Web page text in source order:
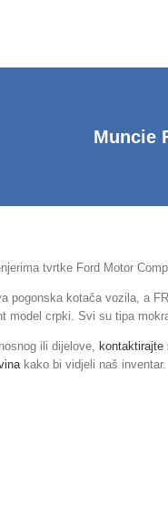
Muncie
tvrtke Ford Motor
pogonska kotača vozila, a
model crpki. Svi su tipa
ili dijelove, kontaktirajte
kako bi vidjeli naš inventar.